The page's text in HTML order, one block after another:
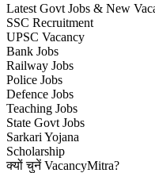
Latest Govt Jobs & New
SSC Recruitment
UPSC Vacancy
Bank Jobs
Railway Jobs
Police Jobs
Defence Jobs
Teaching Jobs
State Govt Jobs
Sarkari Yojana
Scholarship
क्यों चुनें VacancyMitra?